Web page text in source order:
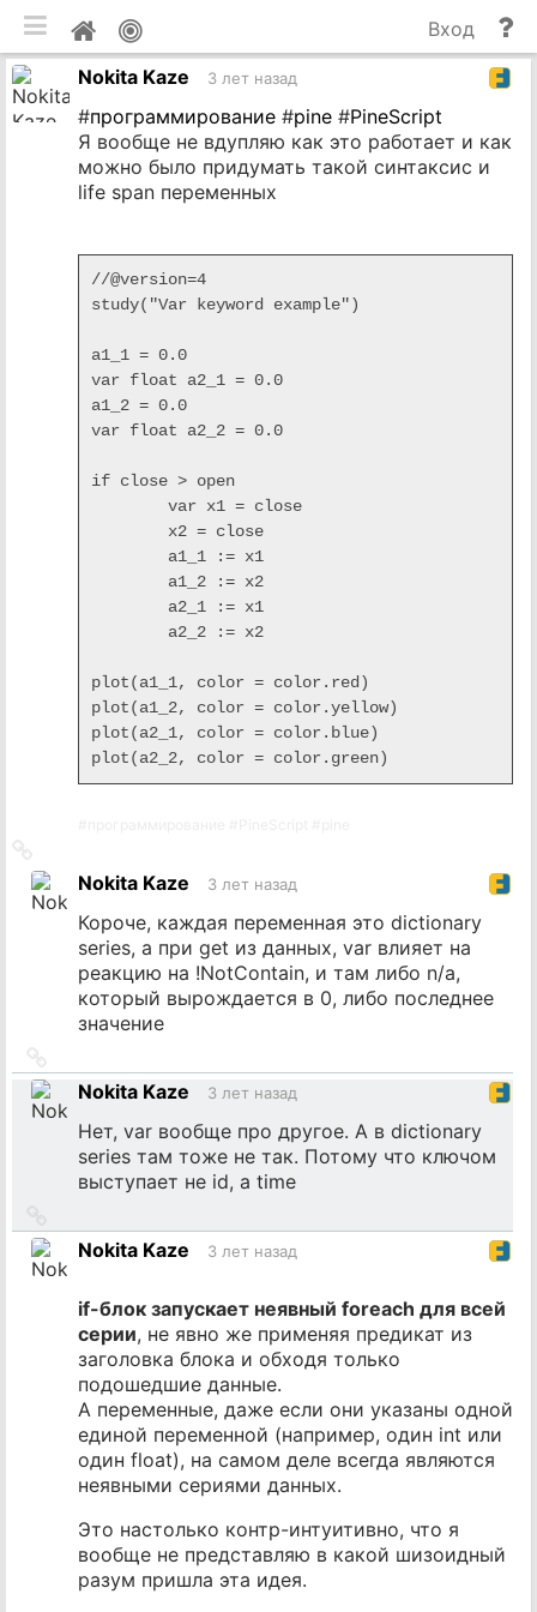
Мой
профиль
и
Вход
Nokita Kaze
3 лет назад
#программирование #pine #PineScript
Я вообще не вдупляю как это работает и как
можно было придумать такой синтаксис и
life span переменных
//@version=4
study("Var keyword example")
a1_1 = 0.0
var float a2_1 = 0.0
a1_2 = 0.0
var float a2_2 = 0.0
if close > open
plot(a1_1, color = color.red)
plot(a1_2, color = color.yellow)
plot(a2_1, color = color.blue)
plot(a2_2, color = color.green)
на
источникNokita Kaze 3 лет назад
Короче, каждая переменная это dictionary
series, а при get из данных, var влияет на
реакцию на !NotContain, и там либо n/a,
который вырождается в 0, либо последнее
значение
на
источник
Nokita Kaze 3 лет назад
Нет, var вообще про другое. А в dictionary
series там тоже не так. Потому что ключом
выступает не id, а time
на
источник
Nokita Kaze 3 лет назад
if-блок запускает неявный foreach для всей
серии, не явно же применяя предикат из
заголовка блока и обходя только
подошедшие данные.
А переменные, даже если они указаны одной
единой переменной (например, один int или
один float), на самом деле всегда являются
неявными сериями данных.
Это настолько контр-интуитивно, что я
вообще не представляю в какой шизоидный
разум пришла эта идея.
мобильная версия